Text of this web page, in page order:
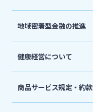
地域密着型金融の推進
健康経営について
商品サービス規定・約款